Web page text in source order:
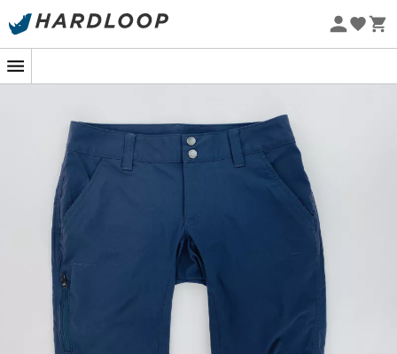
Promos d'été 🔥 -5 % EXTRA dès 2 produits* code Summer5
Eco-conçu
Seconde main